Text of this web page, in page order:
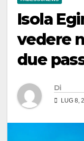
Isola
vedere
due
Di
LUG 8,